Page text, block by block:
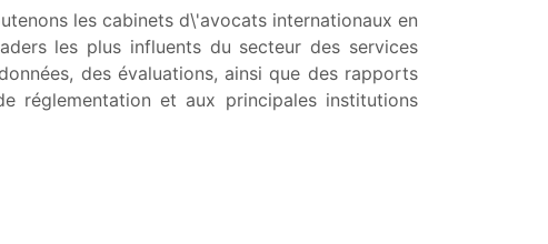
les cabinets d\'avocats internationaux en
les plus influents du secteur des services
des évaluations, ainsi que des rapports
réglementation et aux principales institutions